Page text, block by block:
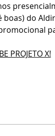
boas) do
PROJETO X!